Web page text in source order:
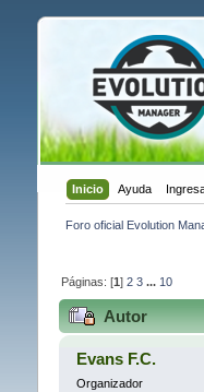
Inicio Ayuda
Foro oficial Evolution
Páginas: [1] 2 3 ... 10
Autor
Evans F.C.
Organizador